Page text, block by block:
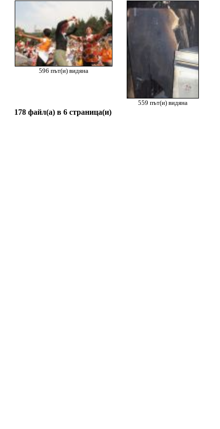
596 път(и) видяна
559 път(и) видяна
178 файл(а) в 6 страница(и)